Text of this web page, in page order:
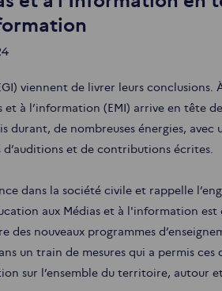
viennent de livrer leurs conclusions.
et à l’information (EMI) arrive en tête
de nombreuses énergies, avec
d’auditions et de contributions écrites.
dans la société civile et rappelle
aux Médias et à l'information est
nouveaux programmes
un train de mesures qui a permis ces
sur l’ensemble du territoire, autour